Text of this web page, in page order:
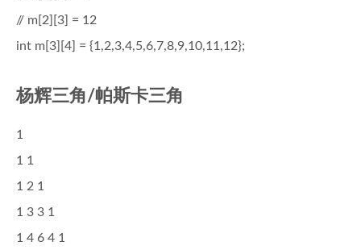
// m[2][3] = 12
int m[3][4] = {1,2,3,4,5,6,7,8,9,10,11,12};
杨辉三角/帕斯卡三角
1
1 1
1 2 1
1 3 3 1
1 4 6 4 1